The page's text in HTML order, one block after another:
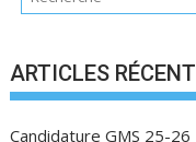
ARTICLES
Candidature GMS 25-26